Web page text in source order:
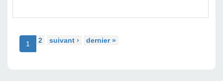
1 2 suivant › dernier »